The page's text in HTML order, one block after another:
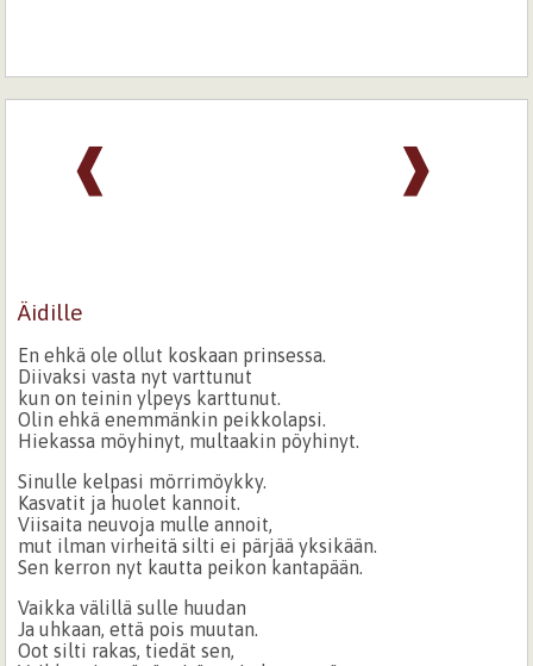
❱
❰
Äidille
En ehkä ole ollut koskaan prinsessa.
Diivaksi vasta nyt varttunut
kun on teinin ylpeys karttunut.
Olin ehkä enemmänkin peikkolapsi.
Hiekassa möyhinyt, multaakin pöyhinyt.
Sinulle kelpasi mörrimöykky.
Kasvatit ja huolet kannoit.
Viisaita neuvoja mulle annoit,
mut ilman virheitä silti ei pärjää yksikään.
Sen kerron nyt kautta peikon kantapään.
Vaikka välillä sulle huudan
Ja uhkaan, että pois muutan.
Oot silti rakas, tiedät sen,